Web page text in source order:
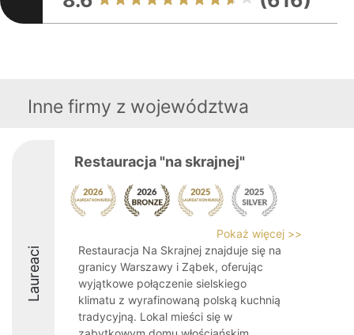
Inne firmy z województwa
Laureaci
Restauracja "na skrajnej"
Pokaż więcej >>
Restauracja Na Skrajnej znajduje się na
granicy Warszawy i Ząbek, oferując
wyjątkowe połączenie sielskiego
klimatu z wyrafinowaną polską kuchnią
tradycyjną. Lokal mieści się w